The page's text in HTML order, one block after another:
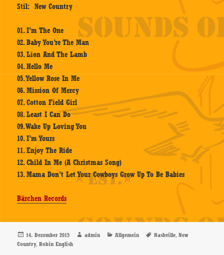
Stil: New Country
01. I’m The One
02. Baby You’re The Man
03. Lion And The Lamb
04. Hello Me
05. Yellow Rose In Me
06. Mission Of Mercy
07. Cotton Field Girl
08. Least I Can Do
09. Wake Up Loving You
10. I’m Yours
11. Enjoy The Ride
12. Child In Me (A Christmas Song)
13. Mama Don’t Let Your Cowboys Grow Up To Be Babies
Bärchen Records
Veröffentlicht
am
14. Dezember 2015 Autor
admin Kategorien
Allgemein Schlagwörter
Nashville,New
Country,Robin English